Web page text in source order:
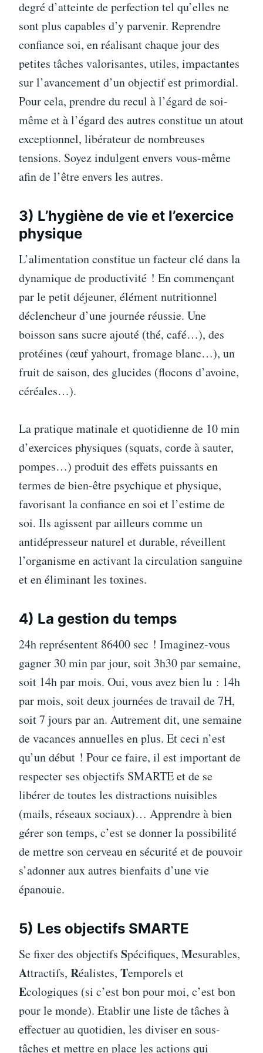
degré d’atteinte de perfection tel qu’elles ne
sont plus capables d’y parvenir. Reprendre
confiance soi, en réalisant chaque jour des
petites tâches valorisantes, utiles, impactantes
sur l’avancement d’un objectif est primordial.
Pour cela, prendre du recul à l’égard de soi-
même et à l’égard des autres constitue un atout
exceptionnel, libérateur de nombreuses
tensions. Soyez indulgent envers vous-même
afin de l’être envers les autres.
3) L’hygiène de vie et l’exercice
physique
L’alimentation constitue un facteur clé dans la
dynamique de productivité ! En commençant
par le petit déjeuner, élément nutritionnel
déclencheur d’une journée réussie. Une
boisson sans sucre ajouté (thé, café…), des
protéines (œuf yahourt, fromage blanc…), un
fruit de saison, des glucides (flocons d’avoine,
céréales…).
La pratique matinale et quotidienne de 10 min
d’exercices physiques (squats, corde à sauter,
pompes…) produit des effets puissants en
termes de bien-être psychique et physique,
favorisant la confiance en soi et l’estime de
soi. Ils agissent par ailleurs comme un
antidépresseur naturel et durable, réveillent
l’organisme en activant la circulation sanguine
et en éliminant les toxines.
4) La gestion du temps
24h représentent 86400 sec ! Imaginez-vous
gagner 30 min par jour, soit 3h30 par semaine,
soit 14h par mois. Oui, vous avez bien lu : 14h
par mois, soit deux journées de travail de 7H,
soit 7 jours par an. Autrement dit, une semaine
de vacances annuelles en plus. Et ceci n’est
qu’un début ! Pour ce faire, il est important de
respecter ses objectifs SMARTE et de se
libérer de toutes les distractions nuisibles
(mails, réseaux sociaux)… Apprendre à bien
gérer son temps, c’est se donner la possibilité
de mettre son cerveau en sécurité et de pouvoir
s’adonner aux autres bienfaits d’une vie
épanouie.
5) Les objectifs SMARTE
Se fixer des objectifs Spécifiques, Mesurables,
Attractifs, Réalistes, Temporels et
Ecologiques (si c’est bon pour moi, c’est bon
pour le monde). Etablir une liste de tâches à
effectuer au quotidien, les diviser en sous-
tâches et mettre en place les actions qui